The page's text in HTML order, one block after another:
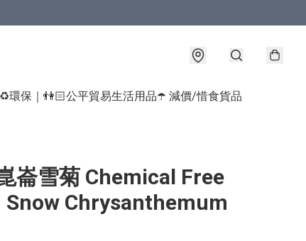
環保｜👫🏻公平貿易生活用品☂️ 減價/惜食貨品
崙雪菊 Chemical Free
Snow Chrysanthemum